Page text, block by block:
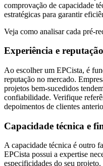
comprovação de capacidade
estratégicas para garantir
Veja como analisar cada pré-
Experiência e reputação
Ao escolher um EPCista, é
reputação no mercado.
projetos bem-sucedidos
confiabilidade. Verifique
depoimentos de clientes
Capacidade técnica e
A capacidade técnica é outro
EPCista possui a expertise
especificidades do seu